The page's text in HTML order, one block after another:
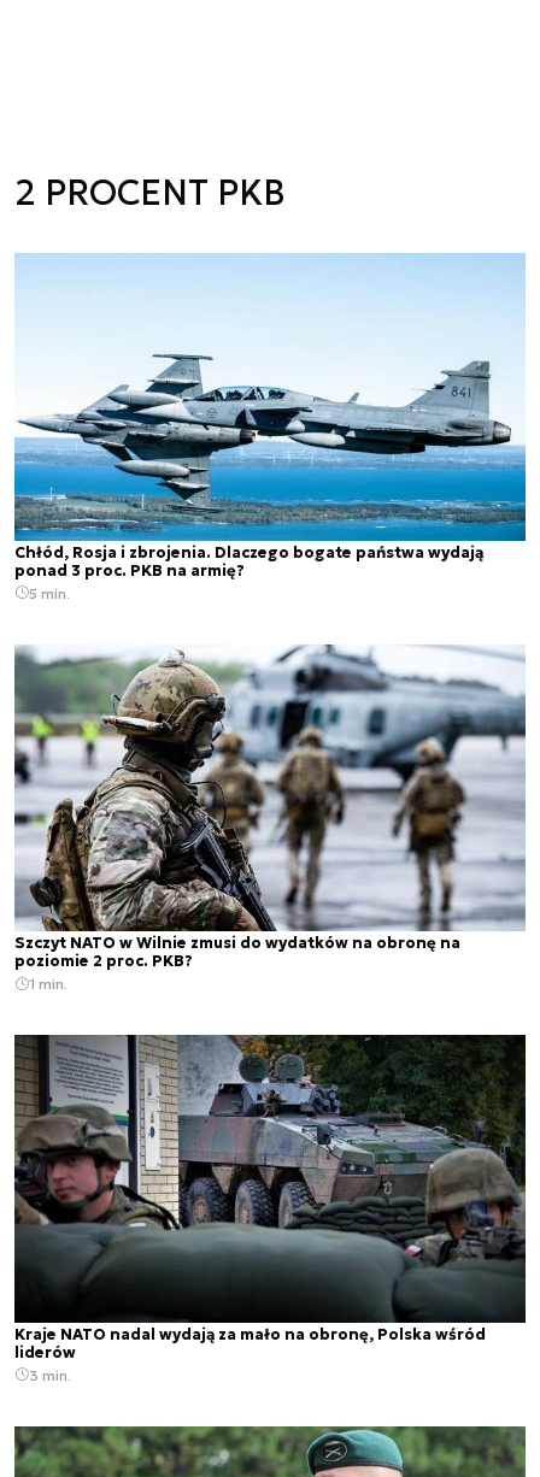
2 PROCENT PKB
Chłód, Rosja i zbrojenia. Dlaczego bogate państwa wydają
ponad 3 proc. PKB na armię?
5 min.
Szczyt NATO w Wilnie zmusi do wydatków na obronę na
poziomie 2 proc. PKB?
1 min.
Kraje NATO nadal wydają za mało na obronę, Polska wśród
liderów
3 min.